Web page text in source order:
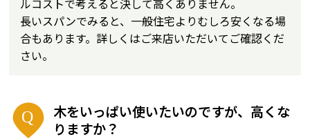
ルコストで考えると決して高くありません。
長いスパンでみると、一般住宅よりむしろ安くなる場
合もあります。詳しくはご来店いただいてご確認くだ
さい。
木をいっぱい使いたいのですが、高くな
りますか？